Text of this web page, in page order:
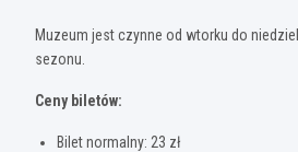
Muzeum jest czynne od wtorku do
sezonu.
Ceny biletów:
Bilet normalny: 23 zł